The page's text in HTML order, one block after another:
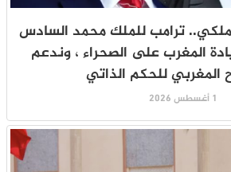
ترامب للملك محمد السادس
المغرب على الصحراء ، وندعم
المغربي للحكم الذاتي
1 أغسطس 2026